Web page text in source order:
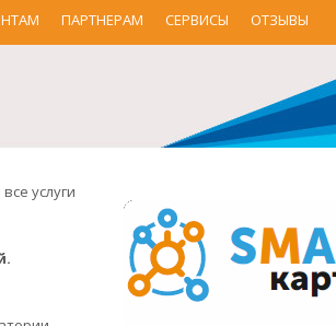
ПАРТНЕРАМ СЕРВИСЫ ОТЗЫВЫ
услуги